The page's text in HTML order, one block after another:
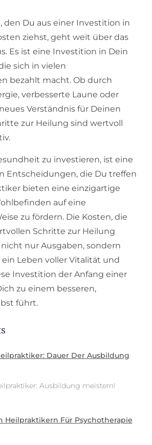
den Du aus einer Investition in
ziehst, geht weit über das
Es ist eine Investition in Dein
sich in vielen
bezahlt macht. Ob durch
verbesserte Laune oder
Verständnis für Deinen
zur Heilung sind wertvoll
zu investieren, ist eine
Entscheidungen, die Du treffen
bieten eine einzigartige
auf eine
zu fördern. Die Kosten, die
Schritte zur Heilung
nur Ausgaben, sondern
Leben voller Vitalität und
Investition der Anfang einer
zu einem besseren,
führt.
Dauer Der Ausbildung
Ausbildung meistern!
Heilpraktikern Für Psychotherapie